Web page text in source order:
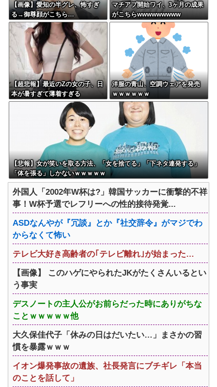
【画像】愛知の半グレ、怖すぎ
る→御尊顔がこちら…
マチアプ開始ワイ、3ヶ月の成果
がこちらwwwwwwwww
【超悲報】最近のZの女の子、日
本が暑すぎて薄着すぎる
洋服の青山、空調ウェアを発売
ｗｗｗｗｗｗ
【悲報】女が笑いを取る方法、「女を捨てる」「下ネタ連発する」
「体を張る」しかないｗｗｗｗｗ
外国人「2002年W杯は?」韓国サッカーに衝撃的不祥
事！W杯予選でレフリーへの性的接待発覚...
ASDなんやが『冗談』とか『社交辞令』がマジでわ
からなくて怖い
テレビ大好き高齢者の｢テレビ離れ｣が始まった…
【画像】 このハゲにやられたJKがたくさんいるとい
う事実
デスノートの主人公がお前らだった時にありがちな
ことｗｗｗｗｗ他
大久保佳代子「休みの日はだいたい…」まさかの習
慣を暴露ｗｗｗ
イオン爆発事故の遺族、社長発言にブチギレ「本当
のことを話して」